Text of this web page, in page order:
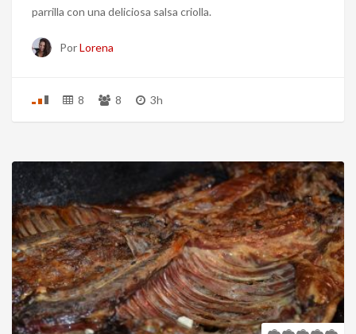
parrilla con una deliciosa salsa criolla.
PorLorena
8 8 3h